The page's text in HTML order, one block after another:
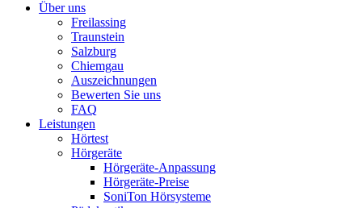
Über uns
Freilassing
Traunstein
Salzburg
Chiemgau
Auszeichnungen
Bewerten Sie uns
FAQ
Leistungen
Hörtest
Hörgeräte
Hörgeräte-Anpassung
Hörgeräte-Preise
SoniTon Hörsysteme